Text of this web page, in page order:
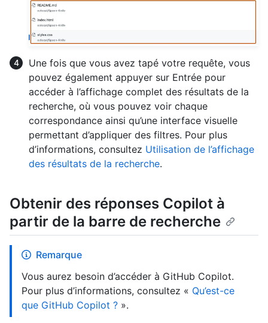
Une fois que vous avez tapé votre requête, vous
pouvez également appuyer sur Entrée pour
accéder à l’affichage complet des résultats de la
recherche, où vous pouvez voir chaque
correspondance ainsi qu’une interface visuelle
permettant d’appliquer des filtres. Pour plus
d’informations, consultez Utilisation de l’affichage
des résultats de la recherche.
Obtenir des réponses Copilot à
partir de la barre de recherche
Remarque
Vous aurez besoin d’accéder à GitHub Copilot.
Pour plus d’informations, consultez « Qu’est-ce
que GitHub Copilot ? ».